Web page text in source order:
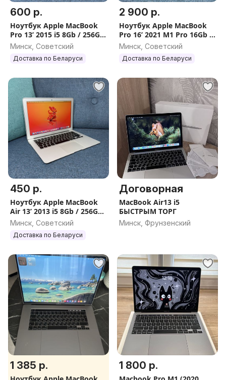
600 р.
Ноутбук Apple MacBook
Pro 13’ 2015 i5 8Gb / 256Gb
(с НДС)
Минск, Советский
Доставка по Беларуси
2 900 р.
Ноутбук Apple MacBook
Pro 16’ 2021 M1 Pro 16Gb /
512Gb (с НДС)
Минск, Советский
Доставка по Беларуси
450 р.
Ноутбук Apple MacBook
Air 13’ 2013 i5 8Gb / 256Gb
(с НДС)
Минск, Советский
Доставка по Беларуси
Договорная
MacBook Air13 i5
БЫСТРЫМ ТОРГ
Минск, Фрунзенский
1 385 р. 1 800 р.